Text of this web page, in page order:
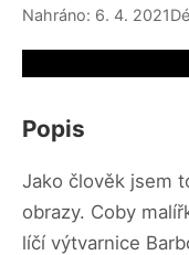
Nahráno: 6. 4. 2021
Popis
Jako člověk jsem
obrazy. Coby
líčí výtvarnice